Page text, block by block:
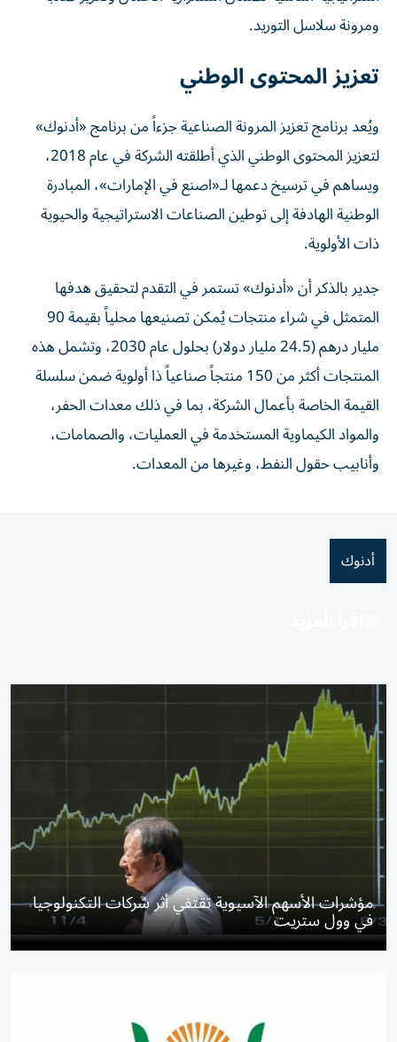
ومرونة سلاسل التوريد.
تعزيز المحتوى الوطني
ويُعد برنامج تعزيز المرونة الصناعية جزءاً من برنامج «أدنوك»
لتعزيز المحتوى الوطني الذي أطلقته الشركة في عام 2018،
ويساهم في ترسيخ دعمها لـ«اصنع في الإمارات»، المبادرة
الوطنية الهادفة إلى توطين الصناعات الاستراتيجية والحيوية
ذات الأولوية.
جدير بالذكر أن «أدنوك» تستمر في التقدم لتحقيق هدفها
المتمثل في شراء منتجات يُمكن تصنيعها محلياً بقيمة 90
مليار درهم (24.5 مليار دولار) بحلول عام 2030، وتشمل هذه
المنتجات أكثر من 150 منتجاً صناعياً ذا أولوية ضمن سلسلة
القيمة الخاصة بأعمال الشركة، بما في ذلك معدات الحفر،
والمواد الكيماوية المستخدمة في العمليات، والصمامات،
وأنابيب حقول النفط، وغيرها من المعدات.
أدنوك
مؤشرات الأسهم الآسيوية تقتفي أثر شركات التكنولوجيا
في وول ستريت